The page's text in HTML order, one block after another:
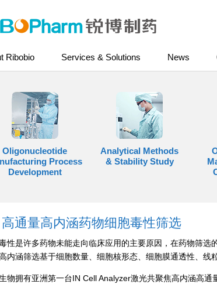
Ribobio Services & Solutions News
Oligonucleotide
Process
Development
Analytical Methods
& Stability Study
高通量高内涵药物细胞毒性筛选
性是许多药物未能走向临床应用的主要原因，在药物筛
内涵筛选基于细胞数量、细胞核形态、细胞膜通透性、线
物拥有亚洲第一台IN Cell Analyzer激光共聚焦高内涵高